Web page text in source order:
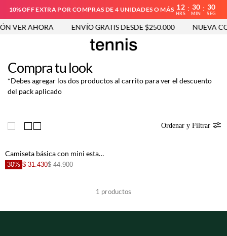
10%OFF EXTRA POR COMPRAS DE 4 UNIDADES O MÁS 12
HRS
: 30
MIN
: 30
SEG
VER AHORA ENVÍO GRATIS DESDE $250.000 NUEVA
Compra tu look
*Debes agregar los dos productos al carrito para ver el descuento
del pack aplicado
Ordenar y Filtrar
Camiseta básica con mini estampado blanca para hombre
30% $ 31.430$ 44.900
1 productos